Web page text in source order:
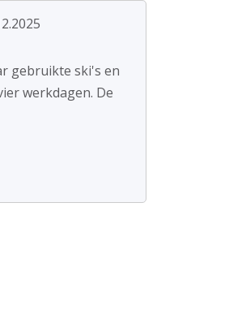
gebruikte ski's en
werkdagen. De